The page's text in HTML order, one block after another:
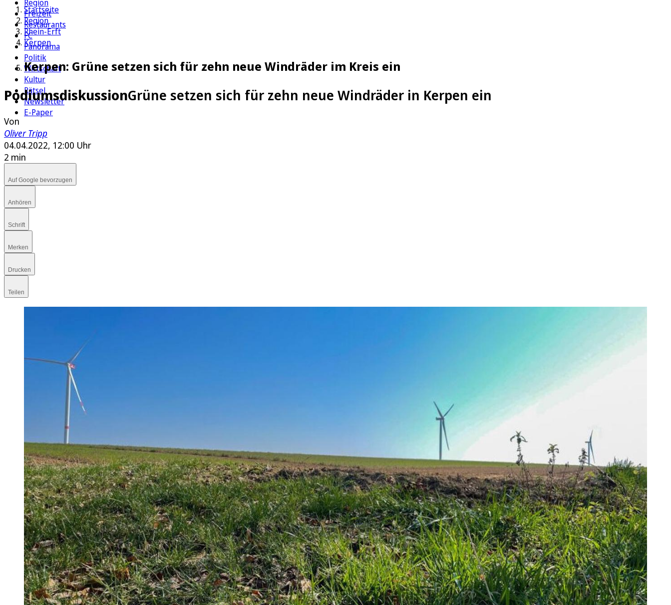
Region
Freizeit
Restaurants
FC
Panorama
Politik
Wirtschaft
Kultur
Rätsel
Newsletter
E-Paper
Startseite
Region
Rhein-Erft
Kerpen
Kerpen: Grüne setzen sich für zehn neue Windräder im Kreis ein
PodiumsdiskussionGrüne setzen sich für zehn neue Windräder in Kerpen ein
Von
Oliver Tripp
04.04.2022, 12:00 Uhr
2 min
Auf Google bevorzugen
Anhören
Schrift
Merken
Drucken
Teilen